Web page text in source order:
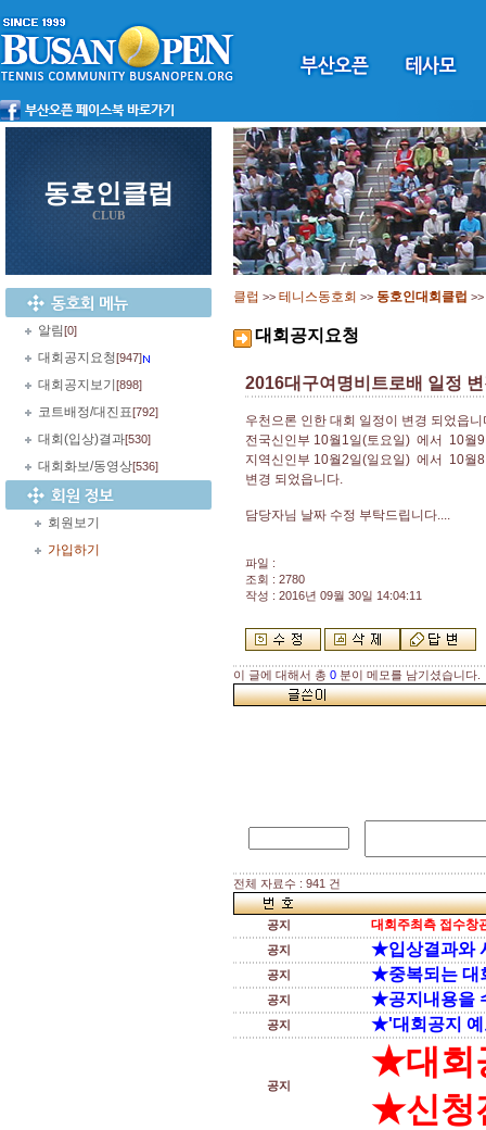
동호인클럽
CLUB
알림[0]
대회공지요청[947]
대회공지보기 [898]
코트배정/대진표[792]
대회(입상)결과[530]
대회화보/동영상[536]
회원보기
가입하기
클럽 >> 테니스동호회 >> 동호인대회클럽 >>
대회공지요청
2016대구여명비트로배 일정
우천으론 인한 대회 일정이 변경 되었읍니
전국신인부 10월1일(토요일) 에서 10월
지역신인부 10월2일(일요일) 에서 10월
변경 되었읍니다.
담당자님 날짜 수정 부탁드립니다....
파일 :
조회 : 2780
작성 : 2016년 09월 30일 14:04:11
이 글에 대해서 총 0 분이 메모를 남기셨습니다.
전체 자료수 : 941 건
공지 대회주최측 접수창
공지 ★입상결과와
공지 ★중복되는 대
공지 ★공지내용을
공지 ★'대회공지 예
공지
★대회
★신청